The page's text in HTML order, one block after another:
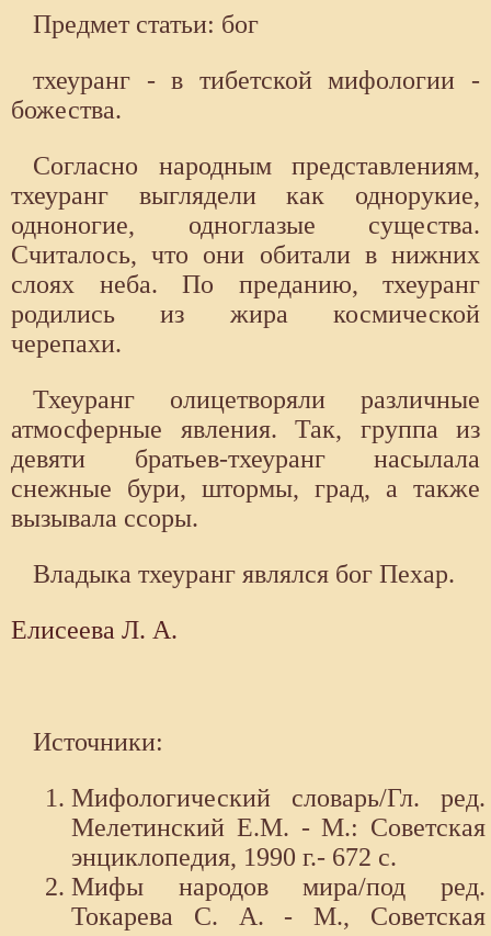
Предмет статьи: бог
тхеуранг - в тибетской мифологии -
божества.
Согласно народным представлениям,
тхеуранг выглядели как однорукие,
одноногие, одноглазые существа.
Считалось, что они обитали в нижних
слоях неба. По преданию, тхеуранг
родились из жира космической
черепахи.
Тхеуранг олицетворяли различные
атмосферные явления. Так, группа из
девяти братьев-тхеуранг насылала
снежные бури, штормы, град, а также
вызывала ссоры.
Владыка тхеуранг являлся бог Пехар.
Елисеева Л. А.
Источники:
Мифологический словарь/Гл. ред.
Мелетинский Е.М. - М.: Советская
энциклопедия, 1990 г.- 672 с.
Мифы народов мира/под ред.
Токарева С. А. - М., Советская